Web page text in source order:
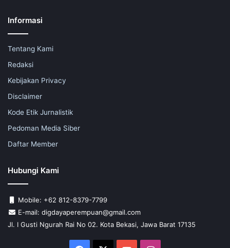
Informasi
Tentang Kami
Redaksi
Kebijakan Privacy
Disclaimer
Kode Etik Jurnalistik
Pedoman Media Siber
Daftar Member
Hubungi Kami
Mobile: +62 812-8379-7799
E-mail: digdayaperempuan@gmail.com
Jl. I Gusti Ngurah Rai No 02. Kota Bekasi, Jawa Barat 17135